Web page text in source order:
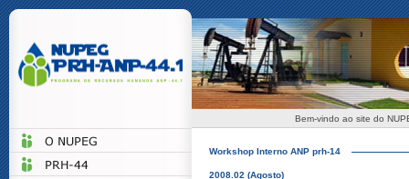
Bem-vindo ao site do
Workshop Interno ANP prh-14
2008.02 (Agosto)